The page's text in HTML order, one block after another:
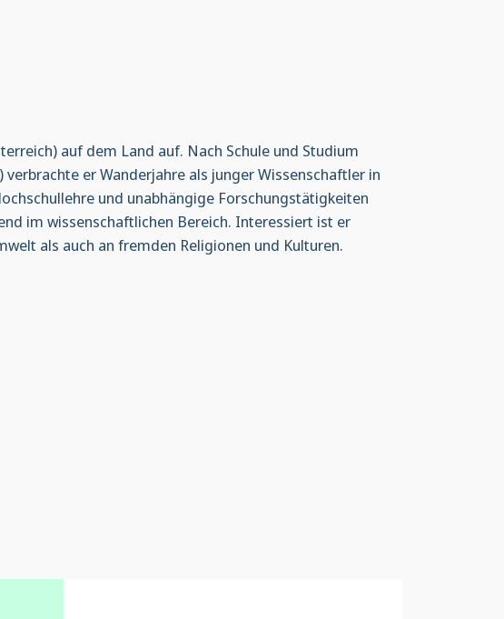
auf dem Land auf. Nach Schule und Studium
er Wanderjahre als junger Wissenschaftler in
und unabhängige Forschungstätigkeiten
im wissenschaftlichen Bereich. Interessiert ist er
als auch an fremden Religionen und Kulturen.